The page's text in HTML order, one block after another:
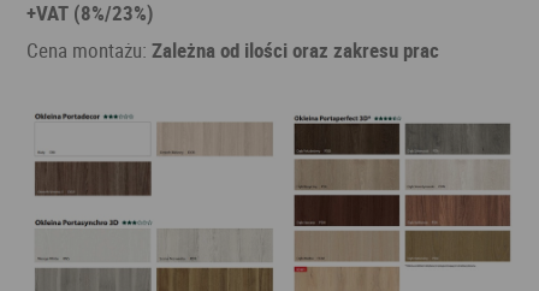
+VAT (8%/23%)
Cena montażu:Zależna od ilości oraz zakresu prac